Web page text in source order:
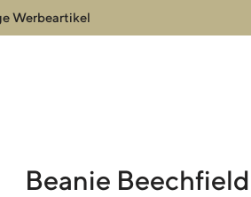
Werbeartikel
Beanie